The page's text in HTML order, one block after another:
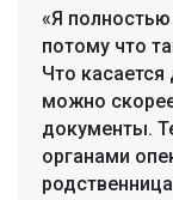
«Я
потому что
Что касается
можно
документы.
органами